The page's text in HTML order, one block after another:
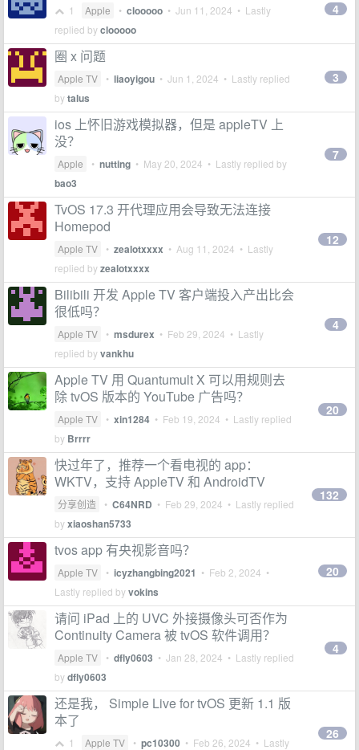
1 Apple • clooooo • Jun 11, 2024 • Lastly
replied byclooooo
4
圈 x 问题
Apple TV • liaoyigou • Jun 1, 2024 • Lastly replied
bytalus
3
ios 上怀旧游戏模拟器，但是 appleTV 上
没？
Apple • nutting • May 20, 2024 • Lastly replied by
bao3
7
TvOS 17.3 开代理应用会导致无法连接
Homepod
Apple TV • zealotxxxx • Aug 11, 2024 • Lastly
replied byzealotxxxx
12
Bilibili 开发 Apple TV 客户端投入产出比会
很低吗？
Apple TV • msdurex • Feb 29, 2024 • Lastly
replied byvankhu
4
Apple TV 用 Quantumult X 可以用规则去
除 tvOS 版本的 YouTube 广告吗？
Apple TV • xin1284 • Feb 19, 2024 • Lastly replied
by Brrrr
20
快过年了，推荐一个看电视的 app：
WKTV，支持 AppleTV 和 AndroidTV
分享创造 • C64NRD • Feb 29, 2024 • Lastly replied
byxiaoshan5733
132
tvos app 有央视影音吗？
Apple TV • icyzhangbing2021 • Feb 2, 2024 •
Lastly replied byvokins
20
请问 iPad 上的 UVC 外接摄像头可否作为
Continuity Camera 被 tvOS 软件调用？
Apple TV • dfly0603 • Jan 28, 2024 • Lastly replied
bydfly0603
4
还是我， Simple Live for tvOS 更新 1.1 版
本了
1 Apple TV • pc10300 • Feb 26, 2024 • Lastly
26